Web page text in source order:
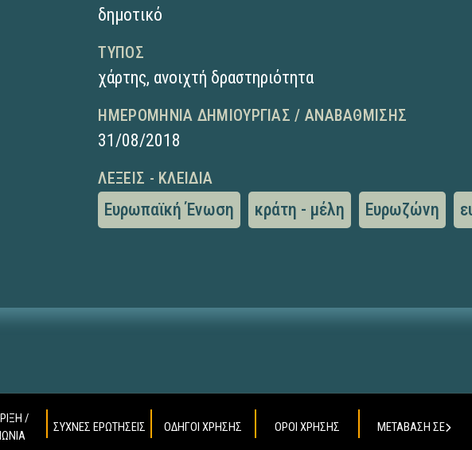
δημοτικό
ΤΎΠΟΣ
χάρτης, ανοιχτή δραστηριότητα
ΗΜΕΡΟΜΗΝΊΑ ΔΗΜΙΟΥΡΓΊΑΣ / ΑΝΑΒΆΘΜΙΣΗΣ
31/08/2018
ΛΈΞΕΙΣ - ΚΛΕΙΔΙΆ
Ευρωπαϊκή Ένωση κράτη - μέλη Ευρωζώνη
/
ΣΥΧΝΕΣ ΕΡΩΤΗΣΕΙΣ ΟΔΗΓΟΙ ΧΡΗΣΗΣ ΟΡΟΙ ΧΡΗΣΗΣ ΜΕΤΑΒΑΣΗ ΣΕ